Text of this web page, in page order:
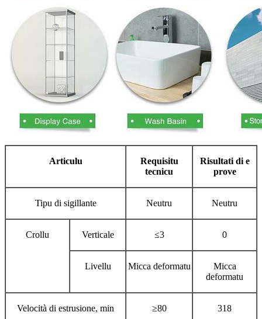
Articulu
Requisitu
tecnicu
Risultati di e
prove
Tipu di sigillante Neutru Neutru
Crollu Verticale ≤3 0
Livellu Micca deformatu
Micca
deformatu
Velocità di estrusione, min ≥80 318